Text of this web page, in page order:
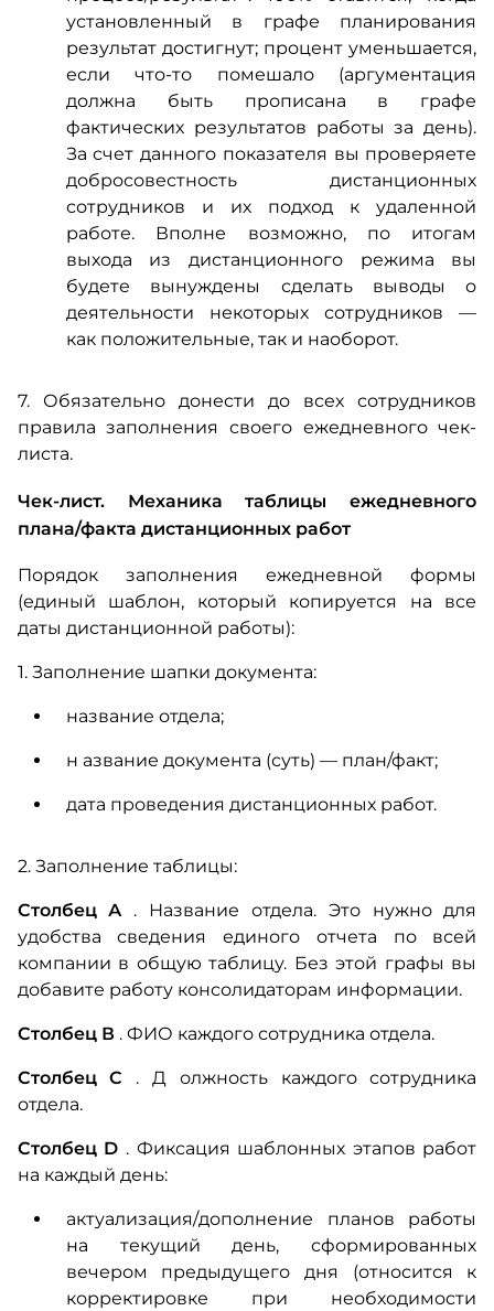
установленный в графе планирования
результат достигнут; процент уменьшается,
если что-то помешало (аргументация
должна быть прописана в графе
фактических результатов работы за день).
За счет данного показателя вы проверяете
добросовестность дистанционных
сотрудников и их подход к удаленной
работе. Вполне возможно, по итогам
выхода из дистанционного режима вы
будете вынуждены сделать выводы о
деятельности некоторых сотрудников —
как положительные, так и наоборот.
7. Обязательно донести до всех сотрудников
правила заполнения своего ежедневного чек-
листа.
Чек-лист. Механика таблицы ежедневного
плана/факта дистанционных работ
Порядок заполнения ежедневной формы
(единый шаблон, который копируется на все
даты дистанционной работы):
1. Заполнение шапки документа:
название отдела;
н азвание документа (суть) — план/факт;
дата проведения дистанционных работ.
2. Заполнение таблицы:
Столбец А . Название отдела. Это нужно для
удобства сведения единого отчета по всей
компании в общую таблицу. Без этой графы вы
добавите работу консолидаторам информации.
Столбец В . ФИО каждого сотрудника отдела.
Столбец С . Д олжность каждого сотрудника
отдела.
Столбец D . Фиксация шаблонных этапов работ
на каждый день:
актуализация/дополнение планов работы
на текущий день, сформированных
вечером предыдущего дня (относится к
корректировке при необходимости